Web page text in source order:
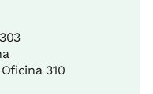
310